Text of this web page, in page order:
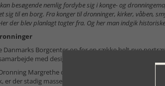
besøgende nemlig fordybe sig i konge- og
sig til en borg. Fra konger til dronninger, kirker, våben,
der blev planlagt togter fra. Og her man indgik
Danmarks Borgcenter op for en række helt nye
med designeren, Jim Lyngvild.
Margrethe den 2. altså netop har abdiceret
er der stadig masser af dronningemagt tilbage i